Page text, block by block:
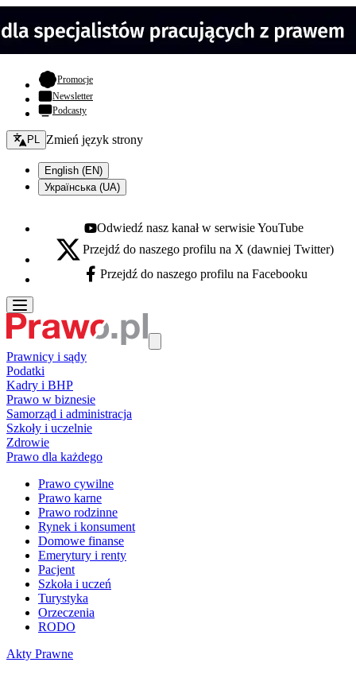
Promocje- otwiera się w nowej karcie
Newsletter
Podcasty
Zmień język - bieżący:
PL Zmień język strony
English (EN)
Українська (UA)
Youtube - otwiera się w nowej karcie
Odwiedź nasz kanał w serwisie YouTube
X - otwiera się w nowej karcie
Przejdź do naszego profilu na X (dawniej Twitter)
Facebook - otwiera się w nowej karcie
Przejdź do naszego profilu na Facebooku
Prawnicy i sądy
Podatki
Kadry i BHP
Prawo w biznesie
Samorząd i administracja
Szkoły i uczelnie
Zdrowie
Prawo dla każdego
Prawo cywilne
Prawo karne
Prawo rodzinne
Rynek i konsument
Domowe finanse
Emerytury i renty
Pacjent
Szkoła i uczeń
Turystyka
Orzeczenia
RODO
Akty Prawne